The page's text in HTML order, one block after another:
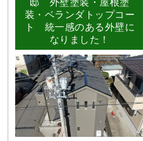
装・ベランダトップコー
ト 統一感のある外壁に
なりました！